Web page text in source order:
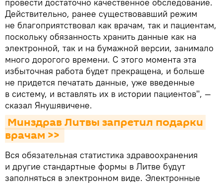
Действительно, ранее существовавший режим
не благоприятствовал как врачам, так и пациентам,
поскольку обязанность хранить данные как на
электронной, так и на бумажной версии, занимало
много дорогого времени. С этого момента эта
избыточная работа будет прекращена, и больше
не придется печатать данные, уже введенные
в систему, и вставлять их в истории пациентов", —
сказал Янушявичене.
Минздрав Литвы запретил подарки
врачам >>
Вся обязательная статистика здравоохранения
и другие стандартные формы в Литве будут
заполняться в электронном виде. Электронные